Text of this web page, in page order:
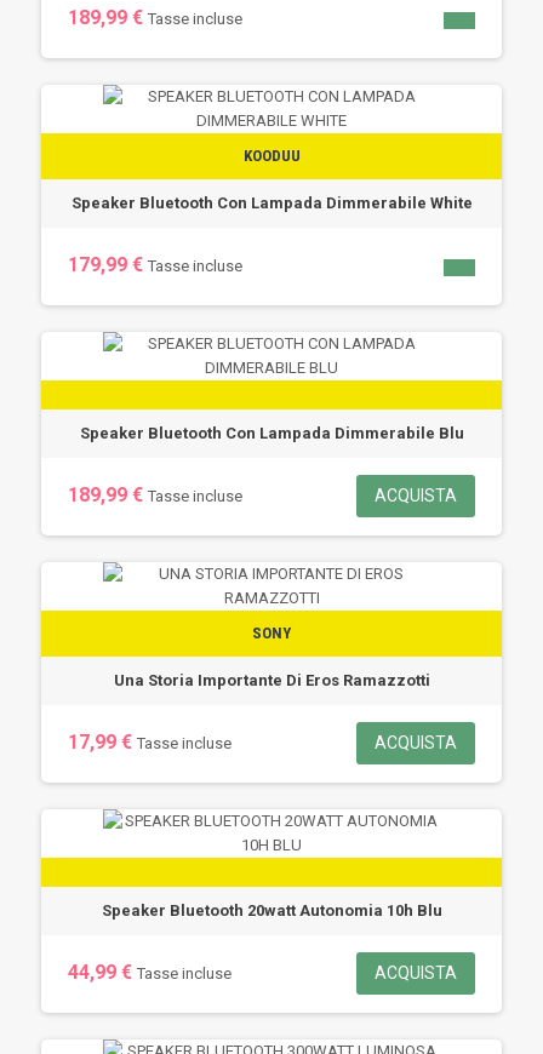
189,99 € Tasse incluse
KOODUU
Speaker Bluetooth Con Lampada Dimmerabile White
179,99 € Tasse incluse
Speaker Bluetooth Con Lampada Dimmerabile Blu
189,99 € Tasse incluse ACQUISTA
SONY
Una Storia Importante Di Eros Ramazzotti
17,99 € Tasse incluse ACQUISTA
Speaker Bluetooth 20watt Autonomia 10h Blu
44,99 € Tasse incluse ACQUISTA